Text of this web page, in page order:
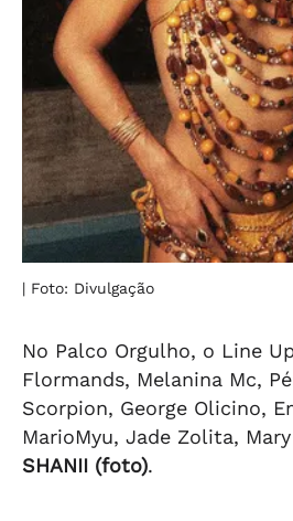
| Foto: Divulgação
No Palco Orgulho, o Line
Flormands, Melanina Mc,
Scorpion, George Olicino,
MarioMyu, Jade Zolita,
SHANII (foto).